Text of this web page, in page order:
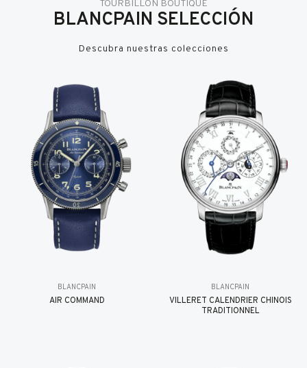
TOURBILLON BOUTIQUE
BLANCPAIN SELECCIÓN
Descubra nuestras colecciones
BLANCPAIN
AIR COMMAND
BLANCPAIN
VILLERET CALENDRIER CHINOIS
TRADITIONNEL